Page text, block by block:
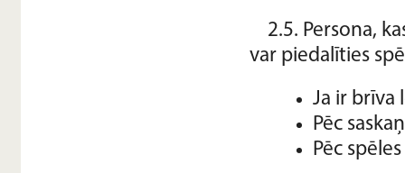
2.5. Persona,
var piedalīties
Ja ir brīva
Pēc
Pēc